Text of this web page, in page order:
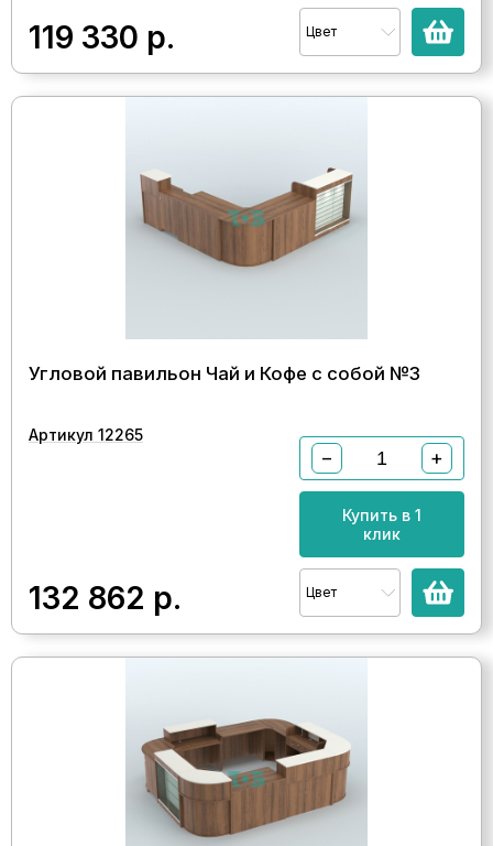
119 330 р. Цвет
Угловой павильон Чай и Кофе с собой №3
Артикул 12265
132 862 р.
− +
Купить в 1
клик
Цвет